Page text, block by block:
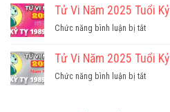
Mạng
Đinh
Mạng
Vi
2025
Đinh
Tử Vi Năm 2025 Tuổi
Chức năng bình luận bị tắtở
Vi
2025
Tử Vi Năm 2025 Tuổi
Chức năng bình luận bị tắtở